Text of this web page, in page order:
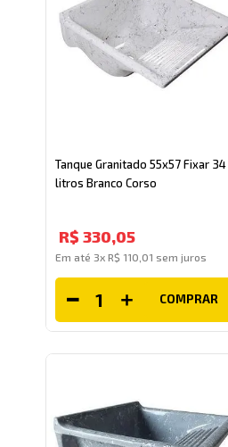
Tanque Granitado 55x57 Fixar 34
litros Branco Corso
R$ 330,05
Em até 3x R$ 110 01 sem juros
COMPRAR